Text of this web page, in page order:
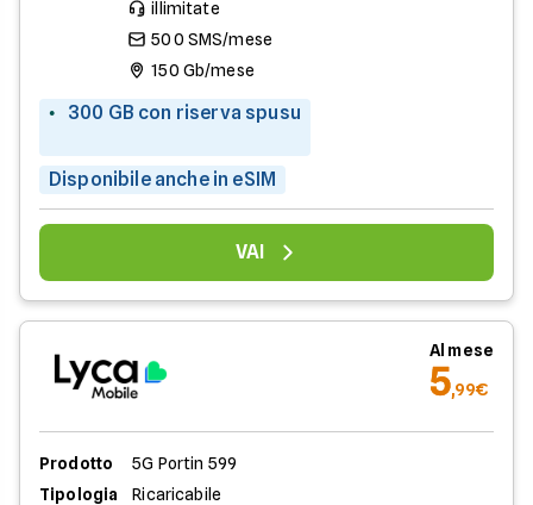
illimitate
500 SMS/mese
150 Gb/mese
300 GB con riserva spusu
Disponibile anche in eSIM
VAI
Al mese
5,99€
Prodotto
5G Portin 599
Tipologia
Ricaricabile